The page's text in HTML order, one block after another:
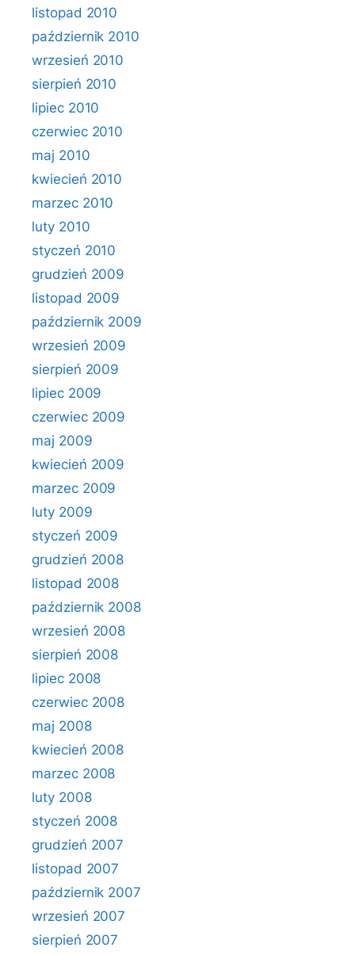
listopad 2010
październik 2010
wrzesień 2010
sierpień 2010
lipiec 2010
czerwiec 2010
maj 2010
kwiecień 2010
marzec 2010
luty 2010
styczeń 2010
grudzień 2009
listopad 2009
październik 2009
wrzesień 2009
sierpień 2009
lipiec 2009
czerwiec 2009
maj 2009
kwiecień 2009
marzec 2009
luty 2009
styczeń 2009
grudzień 2008
listopad 2008
październik 2008
wrzesień 2008
sierpień 2008
lipiec 2008
czerwiec 2008
maj 2008
kwiecień 2008
marzec 2008
luty 2008
styczeń 2008
grudzień 2007
listopad 2007
październik 2007
wrzesień 2007
sierpień 2007